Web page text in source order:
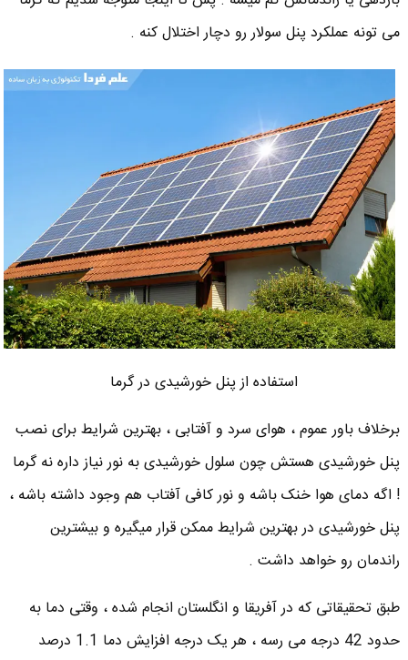
می تونه عملکرد پنل سولار رو دچار اختلال کنه .
استفاده از پنل خورشیدی در گرما
برخلاف باور عموم ، هوای سرد و آفتابی ، بهترین شرایط برای نصب
پنل خورشیدی هستش چون سلول خورشیدی به نور نیاز داره نه گرما
! اگه دمای هوا خنک باشه و نور کافی آفتاب هم وجود داشته باشه ،
پنل خورشیدی در بهترین شرایط ممکن قرار میگیره و بیشترین
راندمان رو خواهد داشت .
طبق تحقیقاتی که در آفریقا و انگلستان انجام شده ، وقتی دما به
حدود 42 درجه می رسه ، هر یک درجه افزایش دما 1.1 درصد